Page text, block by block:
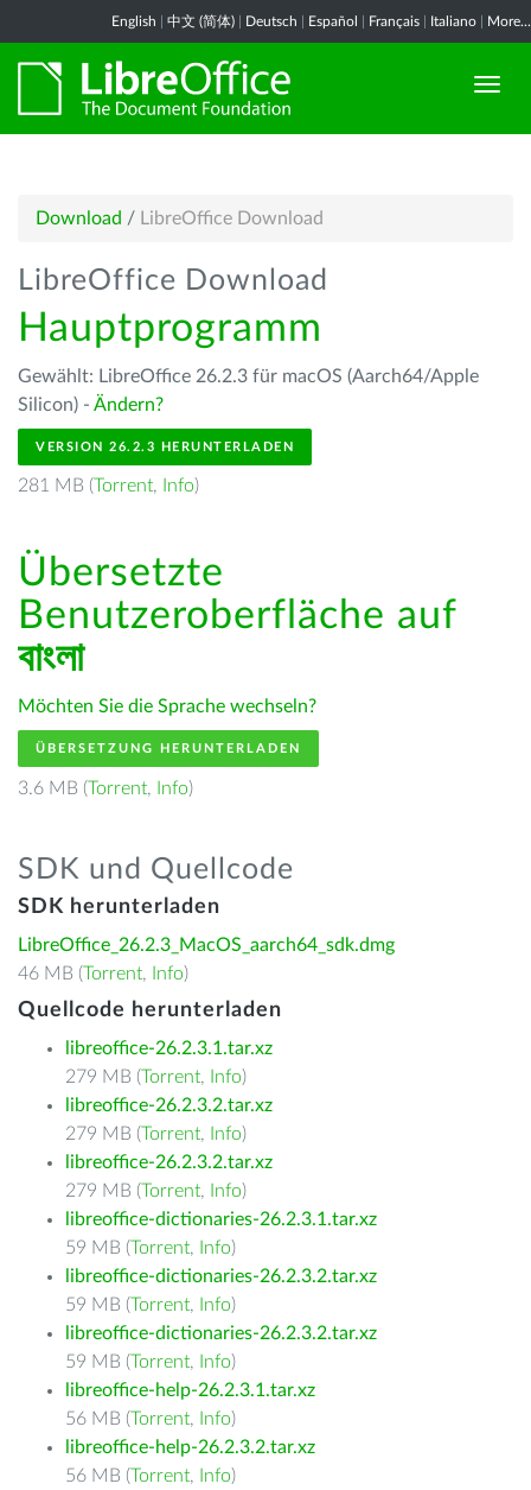
English 中文 (简体) Deutsch Español Français Italiano More...
Download / LibreOffice Download
LibreOffice Download
Hauptprogramm
Gewählt: LibreOffice 26.2.3 für macOS (Aarch64/Apple
Silicon) - Ändern?
VERSION 26.2.3 HERUNTERLADEN
281 MB (Torrent, Info)
Übersetzte
Benutzeroberfläche auf
বাংলা
Möchten Sie die Sprache wechseln?
ÜBERSETZUNG HERUNTERLADEN
3.6 MB (Torrent, Info)
SDK und Quellcode
SDK herunterladen
LibreOffice_26.2.3_MacOS_aarch64_sdk.dmg
46 MB (Torrent, Info)
Quellcode herunterladen
libreoffice-26.2.3.1.tar.xz
279 MB (Torrent, Info)
libreoffice-26.2.3.2.tar.xz
279 MB (Torrent, Info)
libreoffice-26.2.3.2.tar.xz
279 MB (Torrent, Info)
libreoffice-dictionaries-26.2.3.1.tar.xz
59 MB (Torrent, Info)
libreoffice-dictionaries-26.2.3.2.tar.xz
59 MB (Torrent, Info)
libreoffice-dictionaries-26.2.3.2.tar.xz
59 MB (Torrent, Info)
libreoffice-help-26.2.3.1.tar.xz
56 MB (Torrent, Info)
libreoffice-help-26.2.3.2.tar.xz
56 MB (Torrent, Info)